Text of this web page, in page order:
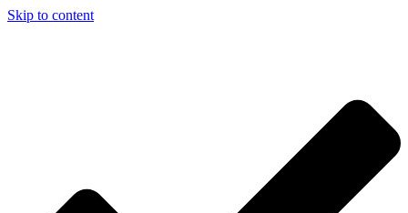
Skip to content